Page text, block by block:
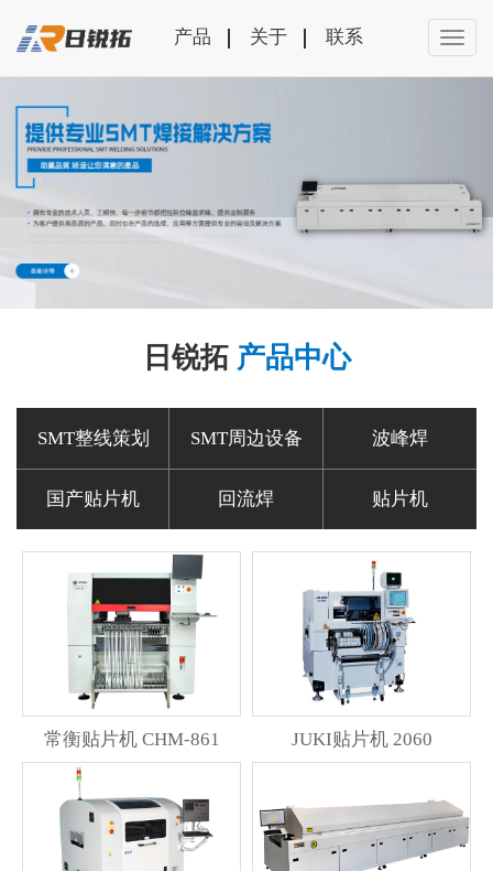
产品 关于 联系
日锐拓 产品中心
SMT整线策划 SMT周边设备 波峰焊
国产贴片机 回流焊 贴片机
常衡贴片机 CHM-861 JUKI贴片机 2060